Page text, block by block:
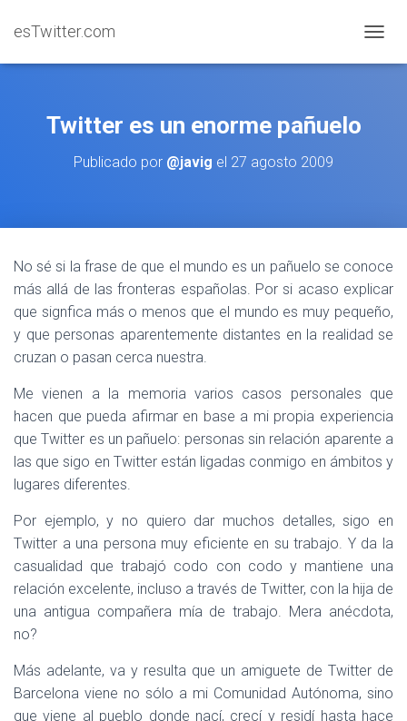
esTwitter.com
Twitter es un enorme pañuelo
Publicado por @javig el 27 agosto 2009
No sé si la frase de que el mundo es un pañuelo se conoce
más allá de las fronteras españolas. Por si acaso explicar
que signfica más o menos que el mundo es muy pequeño,
y que personas aparentemente distantes en la realidad se
cruzan o pasan cerca nuestra.
Me vienen a la memoria varios casos personales que
hacen que pueda afirmar en base a mi propia experiencia
que Twitter es un pañuelo: personas sin relación aparente a
las que sigo en Twitter están ligadas conmigo en ámbitos y
lugares diferentes.
Por ejemplo, y no quiero dar muchos detalles, sigo en
Twitter a una persona muy eficiente en su trabajo. Y da la
casualidad que trabajó codo con codo y mantiene una
relación excelente, incluso a través de Twitter, con la hija de
una antigua compañera mía de trabajo. Mera anécdota,
no?
Más adelante, va y resulta que un amiguete de Twitter de
Barcelona viene no sólo a mi Comunidad Autónoma, sino
que viene al pueblo donde nací, crecí y residí hasta hace